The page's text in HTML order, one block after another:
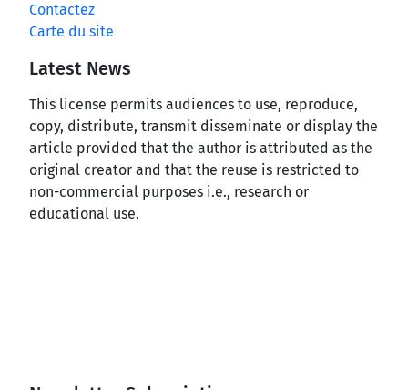
Contactez
Carte du site
Latest News
This license permits audiences to use, reproduce,
copy, distribute, transmit disseminate or display the
article provided that the author is attributed as the
original creator and that the reuse is restricted to
non-commercial purposes i.e., research or
educational use.